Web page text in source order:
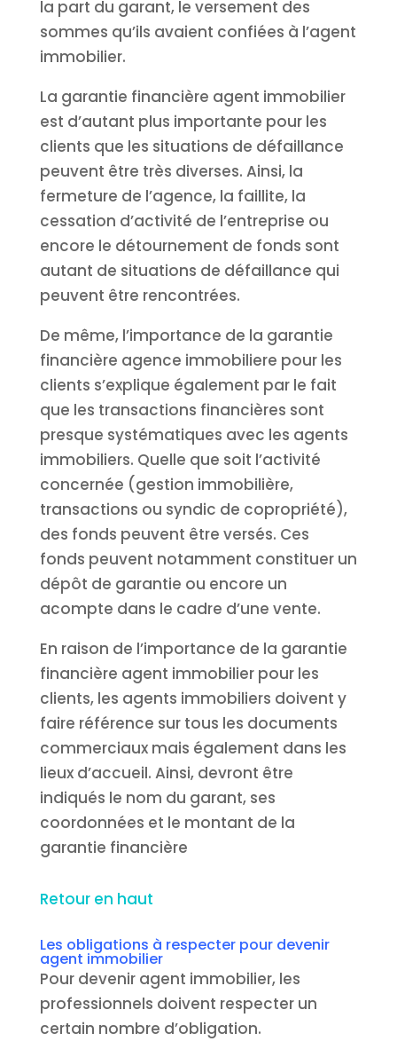
la part du garant, le versement des
sommes qu’ils avaient confiées à l’agent
immobilier.
La garantie financière agent immobilier
est d’autant plus importante pour les
clients que les situations de défaillance
peuvent être très diverses. Ainsi, la
fermeture de l’agence, la faillite, la
cessation d’activité de l’entreprise ou
encore le détournement de fonds sont
autant de situations de défaillance qui
peuvent être rencontrées.
De même, l’importance de la garantie
financière agence immobiliere pour les
clients s’explique également par le fait
que les transactions financières sont
presque systématiques avec les agents
immobiliers. Quelle que soit l’activité
concernée (gestion immobilière,
transactions ou syndic de copropriété),
des fonds peuvent être versés. Ces
fonds peuvent notamment constituer un
dépôt de garantie ou encore un
acompte dans le cadre d’une vente.
En raison de l’importance de la garantie
financière agent immobilier pour les
clients, les agents immobiliers doivent y
faire référence sur tous les documents
commerciaux mais également dans les
lieux d’accueil. Ainsi, devront être
indiqués le nom du garant, ses
coordonnées et le montant de la
garantie financière
Retour en haut
Les obligations à respecter pour devenir
agent immobilier
Pour devenir agent immobilier, les
professionnels doivent respecter un
certain nombre d’obligation.